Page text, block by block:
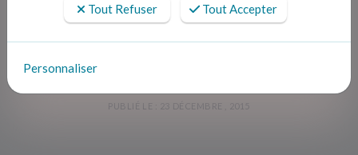
Lorem ipsum dolor sit amet
consectetur adipiscing elit
PUBLIÉ LE : 23 DÉCEMBRE , 2015
Tout Refuser Tout Accepter
Personnaliser